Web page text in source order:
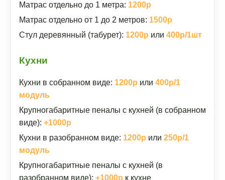
Матрас отдельно до 1 метра: 1200р
Матрас отдельно от 1 до 2 метров: 1500р
Стул деревянный (табурет): 1200р или 400р/1шт
Кухни
Кухни в собранном виде: 1200р или 400р/1
модуль
Крупногабаритные пеналы с кухней (в собранном
виде): +1000р
Кухни в разобранном виде: 1200р или 250р/1
модуль
Крупногабаритные пеналы с кухней (в
разобранном виде): +1000р к кухне